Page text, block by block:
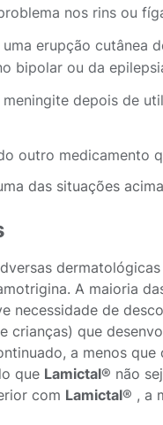
nos rins ou
erupção cutânea
bipolar ou da
depois de
outro medicamento
das situações
A maioria
necessidade de
crianças) que
a menos
que Lamictal® não
com Lamictal® , a